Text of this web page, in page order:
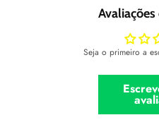
Seja o primeiro a